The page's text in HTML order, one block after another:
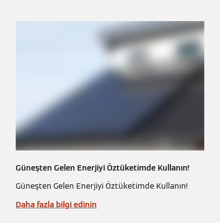
Güneşten Gelen Enerjiyi Öztüketimde Kullanın!
Güneşten Gelen Enerjiyi Öztüketimde Kullanın!
Daha fazla bilgi edinin